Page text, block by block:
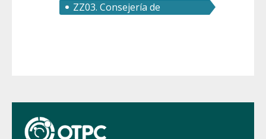
ZZ03. Consejería de